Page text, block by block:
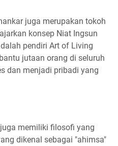
juga merupakan tokoh
konsep Niat Ingsun
pendiri Art of Living
jutaan orang di seluruh
dan menjadi pribadi yang
memiliki filosofi yang
dikenal sebagai "ahimsa"